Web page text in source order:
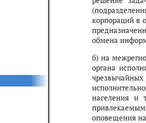
корпораций в
обмена
б) на
органа
населения и
оповещения